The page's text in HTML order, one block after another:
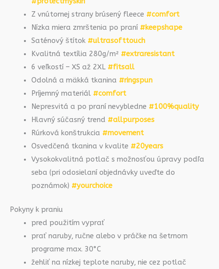
Z vnútornej strany brúsený fleece #comfort
Nízka miera zmrštenia po praní #keepshape
Saténový štítok #ultrasofttouch
Kvalitná textília 280g/m² #extraresistant
6 veľkostí – XS až 2XL #fitsall
Odolná a mäkká tkanina #ringspun
Príjemný materiál #comfort
Nepresvitá a po praní nevybledne #100%quality
Hlavný súčasný trend #allpurposes
Rúrková konštrukcia #movement
Osvedčená tkanina v kvalite #20years
Vysokokvalitná potlač s možnosťou úpravy podľa
seba (pri odosielaní objednávky uveďte do
poznámok) #yourchoice
Pokyny k praniu
pred použitím vyprať
prať naruby, ručne alebo v práčke na šetrnom
programe max. 30°C
žehliť na nízkej teplote naruby, nie cez potlač